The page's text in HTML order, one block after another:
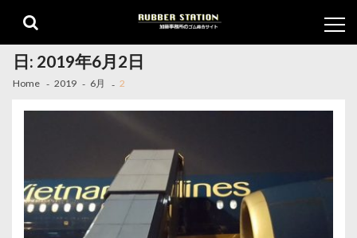
navigation
content
日: 2019年6月2日
Home 2019 6月 2